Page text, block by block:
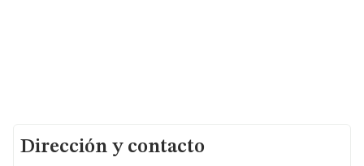
Dirección y contacto